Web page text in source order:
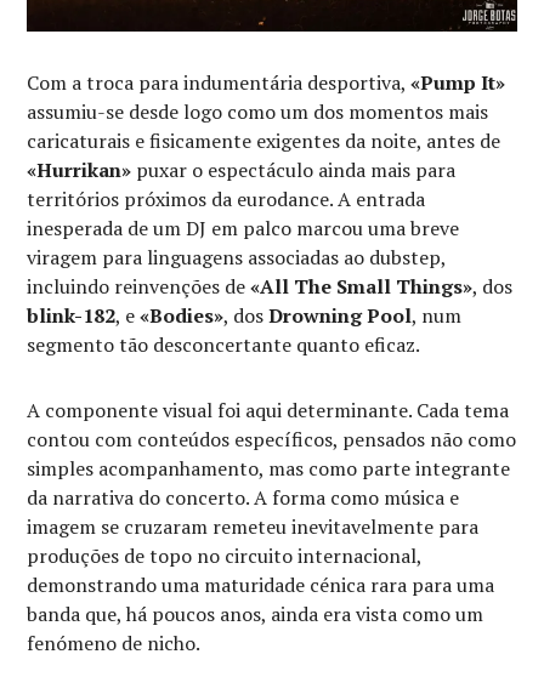
Com a troca para indumentária desportiva,«Pump It»
assumiu-se desde logo como um dos momentos mais
caricaturais e fisicamente exigentes da noite, antes de
«Hurrikan» puxar o espectáculo ainda mais para
territórios próximos da eurodance. A entrada
inesperada de um DJ em palco marcou uma breve
viragem para linguagens associadas ao dubstep,
incluindo reinvenções de«All The Small Things», dos
blink-182, e«Bodies», dosDrowning Pool, num
segmento tão desconcertante quanto eficaz.
A componente visual foi aqui determinante. Cada tema
contou com conteúdos específicos, pensados não como
simples acompanhamento, mas como parte integrante
da narrativa do concerto. A forma como música e
imagem se cruzaram remeteu inevitavelmente para
produções de topo no circuito internacional,
demonstrando uma maturidade cénica rara para uma
banda que, há poucos anos, ainda era vista como um
fenómeno de nicho.